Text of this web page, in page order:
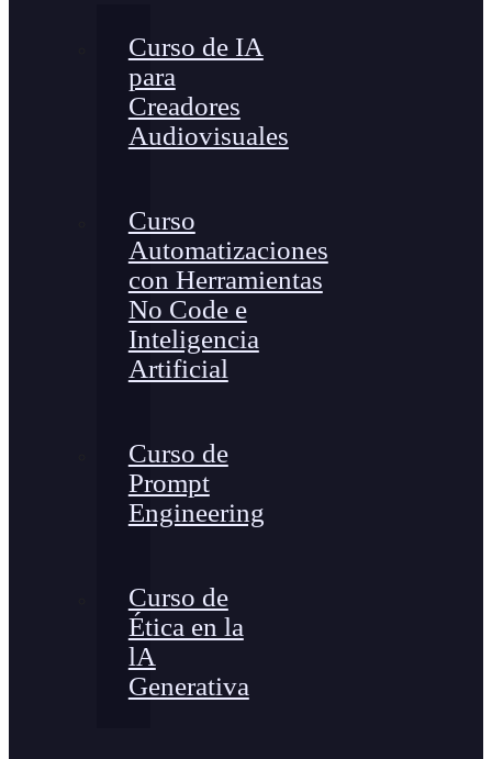
Curso de IA
para
Creadores
Audiovisuales
Curso
Automatizaciones
con Herramientas
No Code e
Inteligencia
Artificial
Curso de
Prompt
Engineering
Curso de
Ética en la
lA
Generativa